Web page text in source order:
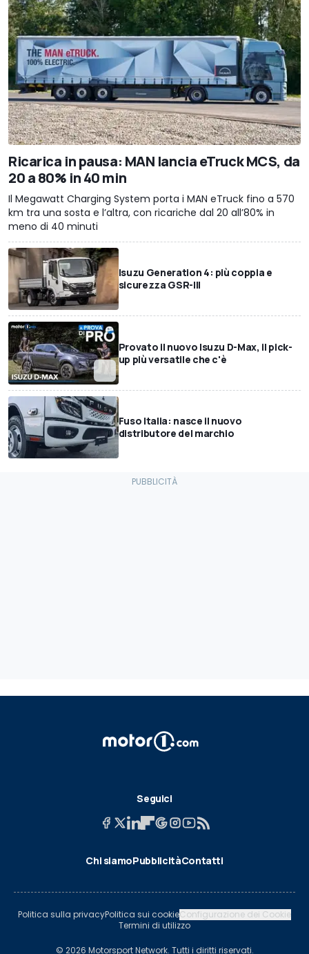
Ricarica in pausa: MAN lancia eTruck MCS, da
20 a 80% in 40 min
Il Megawatt Charging System porta i MAN eTruck fino a 570
km tra una sosta e l’altra, con ricariche dal 20 all’80% in
meno di 40 minuti
Isuzu Generation 4: più coppia e
sicurezza GSR-III
Provato il nuovo Isuzu D-Max, il pick-
up più versatile che c'è
Fuso Italia: nasce il nuovo
distributore del marchio
Seguici
Chi siamoPubblicitàContatti
Politica sulla privacyPolitica sui cookieConfigurazione dei Cookie
Termini di utilizzo
© 2026 Motorsport Network. Tutti i diritti riservati.